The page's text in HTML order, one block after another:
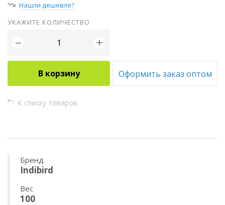
Нашли дешевле?
УКАЖИТЕ КОЛИЧЕСТВО
− +
В корзину Оформить заказ оптом
К списку товаров
Бренд
Indibird
Вес
100